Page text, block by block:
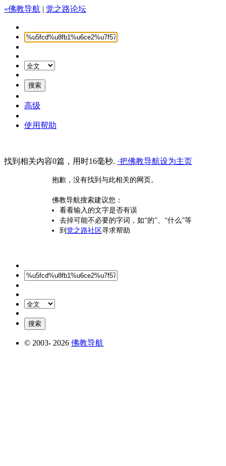
«佛教导航 | 觉之路论坛
高级
使用帮助
找到相关内容0篇，用时16毫秒. ·把佛教导航设为主页
抱歉，没有找到与此相关的网页。
佛教导航搜索建议您：
看看输入的文字是否有误
去掉可能不必要的字词，如“的”、“什么”等
到 觉之路社区寻求帮助
© 2003- 2026 佛教导航